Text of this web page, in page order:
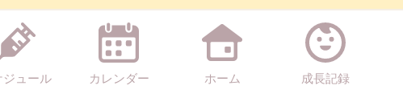
ジュール カレンダー ホーム 成長記録